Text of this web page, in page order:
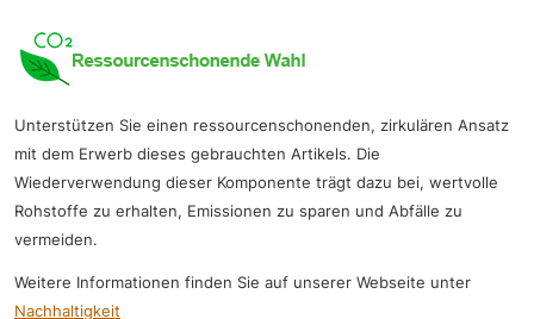
Unterstützen Sie einen ressourcenschonenden, zirkulären Ansatz
mit dem Erwerb dieses gebrauchten Artikels. Die
Wiederverwendung dieser Komponente trägt dazu bei, wertvolle
Rohstoffe zu erhalten, Emissionen zu sparen und Abfälle zu
vermeiden.
Weitere Informationen finden Sie auf unserer Webseite unter
Nachhaltigkeit